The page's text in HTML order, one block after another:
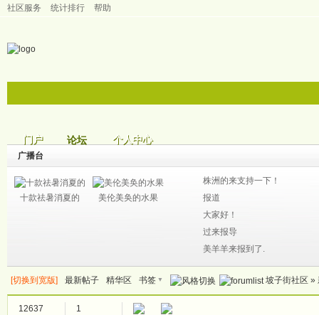
社区服务 统计排行 帮助
门户 论坛 个人中心
广播台
十款祛暑消夏的 美伦美奂的水果
株洲的来支持一下！
报道
大家好！
过来报导
美羊羊来报到了.
[切换到宽版] 最新帖子 精华区 书签 ▼ 坡子街社区 »
12637
1